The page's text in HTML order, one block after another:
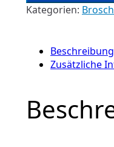
Kategorien:
Beschreibung
Zusätzliche